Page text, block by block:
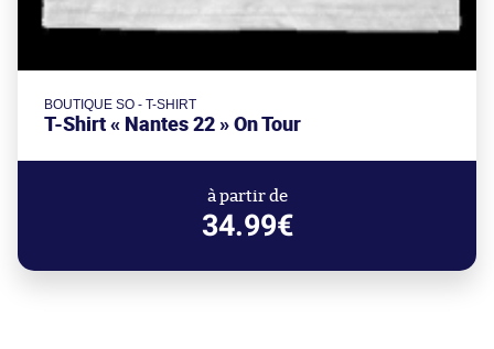
BOUTIQUE SO - T-SHIRT
T-Shirt « Nantes 22 » On Tour
à partir de
34.99€